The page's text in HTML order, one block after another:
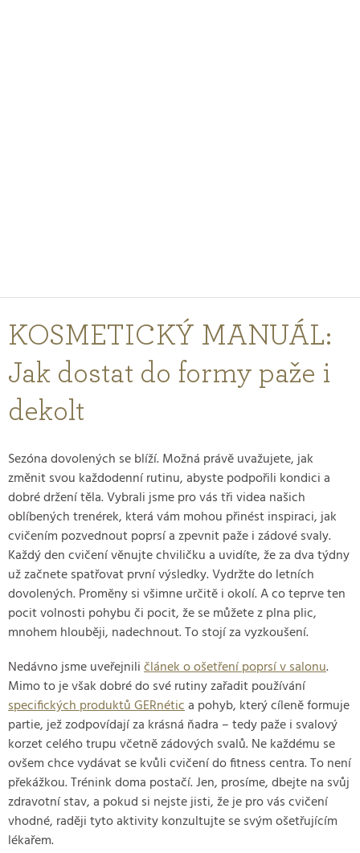
KOSMETICKÝ MANUÁL:
Jak dostat do formy paže i
dekolt
Sezóna dovolených se blíží. Možná právě uvažujete, jak
změnit svou každodenní rutinu, abyste podpořili kondici a
dobré držení těla. Vybrali jsme pro vás tři videa našich
oblíbených trenérek, která vám mohou přinést inspiraci, jak
cvičením pozvednout poprsí a zpevnit paže i zádové svaly.
Každý den cvičení věnujte chviličku a uvidíte, že za dva týdny
už začnete spatřovat první výsledky. Vydržte do letních
dovolených. Proměny si všimne určitě i okolí. A co teprve ten
pocit volnosti pohybu či pocit, že se můžete z plna plic,
mnohem hlouběji, nadechnout. To stojí za vyzkoušení.
Nedávno jsme uveřejniličlánek o ošetření poprsí v salonu.
Mimo to je však dobré do své rutiny zařadit používání
specifických produktů GERnética pohyb, který cíleně formuje
partie, jež zodpovídají za krásná ňadra – tedy paže i svalový
korzet celého trupu včetně zádových svalů. Ne každému se
ovšem chce vydávat se kvůli cvičení do fitness centra. To není
překážkou. Trénink doma postačí. Jen, prosíme, dbejte na svůj
zdravotní stav, a pokud si nejste jisti, že je pro vás cvičení
vhodné, raději tyto aktivity konzultujte se svým ošetřujícím
lékařem.